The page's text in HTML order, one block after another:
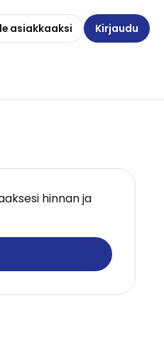
asiakkaaksi Kirjaudu
hinnan ja